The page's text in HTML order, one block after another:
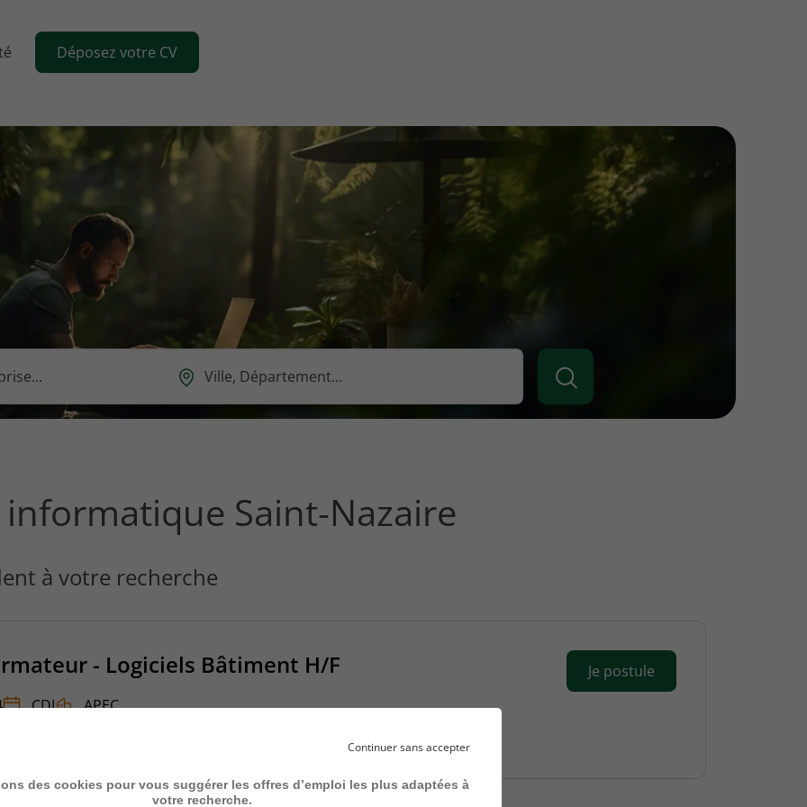
Déposez votre CV
Ou
ce
rechercher
?
Saint-Nazaire
à votre recherche
- Logiciels Bâtiment H/F
CDI
APEC
Je postule
Continuer sans accepter
des cookies pour vous suggérer les offres d’emploi les plus adaptées à
votre recherche.